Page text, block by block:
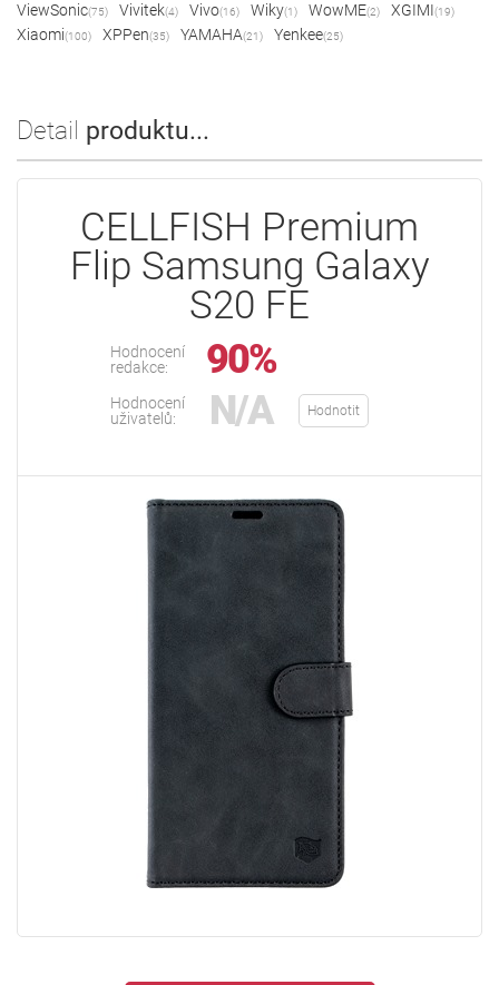
ViewSonic(75) Vivitek(4) Vivo(16) Wiky(1) WowME(2) XGIMI(19)
Xiaomi(100) XPPen(35) YAMAHA(21) Yenkee(25)
Detail produktu...
CELLFISH Premium
Flip Samsung Galaxy
S20 FE
Hodnocení
redakce:
90%
Hodnocení
uživatelů:
N/A Hodnotit